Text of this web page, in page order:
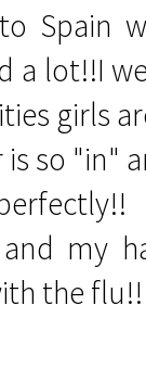
Spain
a lot!!I
girls
so "in"
my
the flu!!